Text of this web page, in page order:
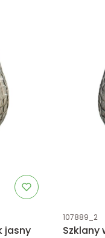
jasny
Kod
107889_2
Szklany